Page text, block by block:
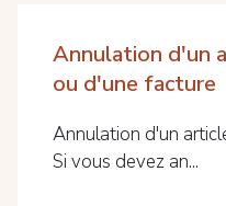
Annulation d'un
ou d'une facture
Annulation d'un
Si vous devez an...